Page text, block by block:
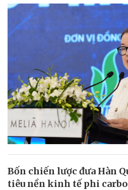
Bốn chiến lược đưa Hàn
tiêu nền kinh tế phi